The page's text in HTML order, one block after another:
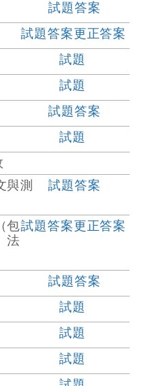
試題答案
試題答案更正答案
試題
試題
試題答案
試題
與測
試題答案
包
法
試題答案更正答案
試題答案
試題
試題
試題